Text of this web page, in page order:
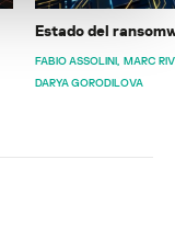
Estado del
FABIO ASSOLINI MARC
DARYA GORODILOVA